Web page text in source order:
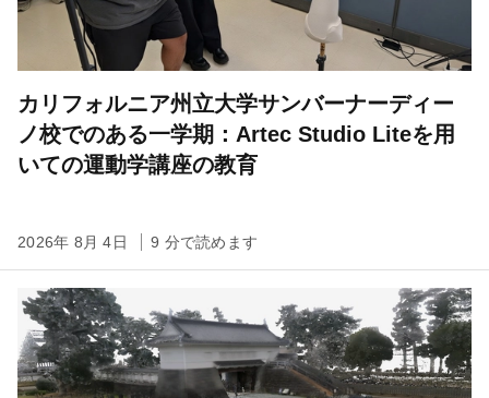
カリフォルニア州立大学サンバーナーディー
ノ校でのある一学期：Artec Studio Liteを用
いての運動学講座の教育
2026年 8月 4日 9 分で読めます